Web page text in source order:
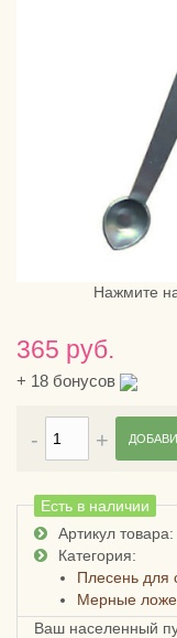
Нажмите
365 руб.
+ 18 бонусов
Есть в наличии
Артикул
Категория:
Плесень для
Мерные
Ваш населенный